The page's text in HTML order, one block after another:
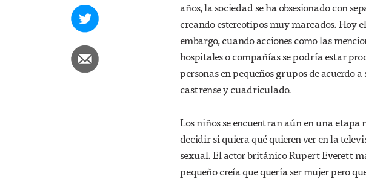
años, la sociedad se ha obsesionado con
creando estereotipos muy marcados. Hoy
embargo, cuando acciones como las
hospitales o compañías se podría estar
personas en pequeños grupos de acuerdo
castrense y cuadriculado.
Los niños se encuentran aún en una etapa
decidir si quiera qué quieren ver en la
sexual. El actor británico Rupert Everett
pequeño creía que quería ser mujer pero